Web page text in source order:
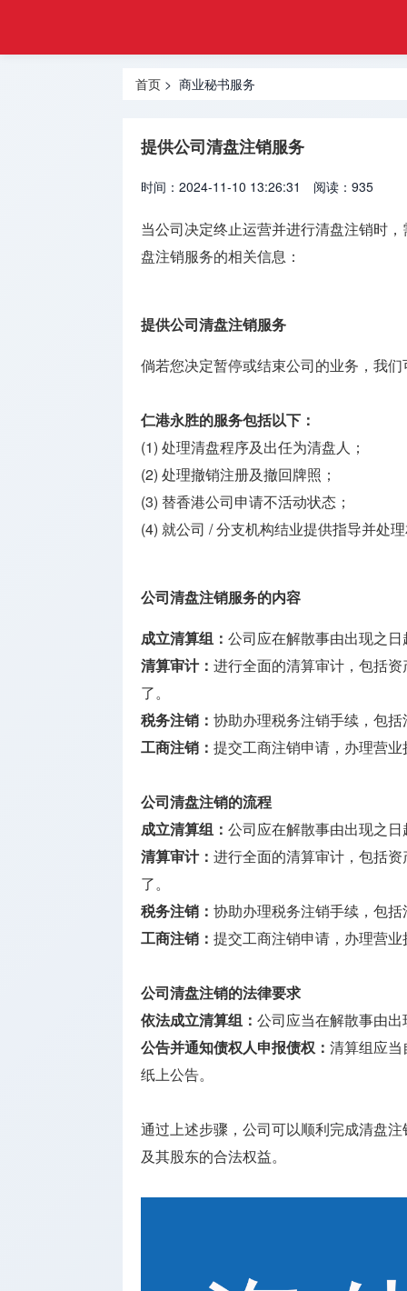
合规
监管
牌照牌照
牌照
外汇许可
加密资产
资产管理
牌照
海外银行
开户
其它监管
首页 > 商业秘书服务
提供公司清盘注销服务
时间：2024-11-10 13:26:31 阅读：935
当公司决定终止运营并进行清盘注销时
盘注销服务的相关信息：
提供公司清盘注销服务
倘若您决定暂停或结束公司的业务，我
仁港永胜的服务包括以下：
(1) 处理清盘程序及出任为清盘人；
(2) 处理撤销注册及撤回牌照；
(3) 替香港公司申请不活动状态；
(4) 就公司 / 分支机构结业提供指导并处
公司清盘注销服务的内容
成立清算组： 公司应在解散事由出现之
清算审计： 进行全面的清算审计，包括
了。
税务注销： 协助办理税务注销手续，包
工商注销： 提交工商注销申请，办理营
公司清盘注销的流程
成立清算组： 公司应在解散事由出现之
清算审计： 进行全面的清算审计，包括
了。
税务注销： 协助办理税务注销手续，包
工商注销： 提交工商注销申请，办理营
公司清盘注销的法律要求
依法成立清算组： 公司应当在解散事由
公告并通知债权人申报债权： 清算组应
纸上公告。
通过上述步骤，公司可以顺利完成清盘
及其股东的合法权益。